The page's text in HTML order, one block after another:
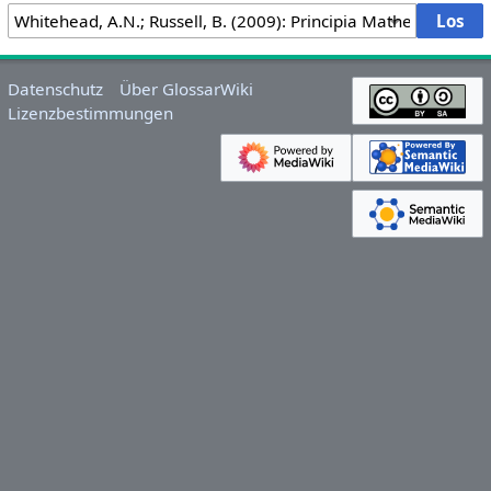
Datenschutz
Über GlossarWiki
Lizenzbestimmungen